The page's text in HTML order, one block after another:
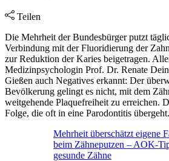
Teilen
Die Mehrheit der Bundesbürger putzt
Verbindung mit der Fluoridierung der
zur Reduktion der Karies beigetragen.
Medizinpsychologin Prof. Dr. Renate
Gießen auch Negatives erkannt: Der
Bevölkerung gelingt es nicht, mit dem
weitgehende Plaquefreiheit zu erreichen.
Folge, die oft in eine Parodontitis übergeht.
Mehrheit überschätzt eigene
beim Zähneputzen – AOK-
gesunde Zähne